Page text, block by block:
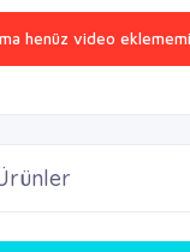
henüz video